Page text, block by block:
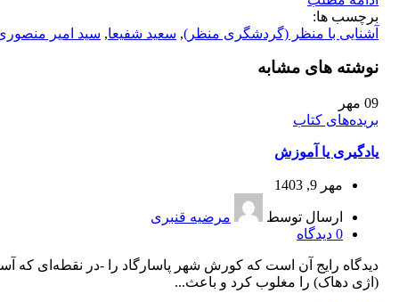
برچسب ها:
آشنایی با منظر (گردشگری منظر), سعید شفیعا, سید امیر
نوشته های مشابه
09 مهر
بریده‌های کتاب
یادگیری یا آموزش
مهر 9, 1403
ارسال توسط
مرضیه قنبری
0 دیدگاه
دیدگاه رایج آن است که کورش شهر پاسارگاد را -در نقطه‌ای که
(اژی دهاک) را مغلوب کرد و باعث...